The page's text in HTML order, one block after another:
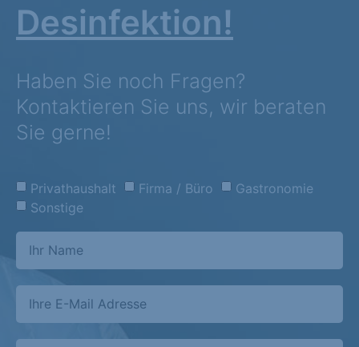
Desinfektion!
Haben Sie noch Fragen?
Kontaktieren Sie uns, wir beraten
Sie gerne!
Privathaushalt Firma / Büro
Gastronomie
Sonstige